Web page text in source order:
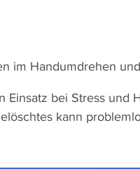
im Handumdrehen
Einsatz bei Stress und
kann